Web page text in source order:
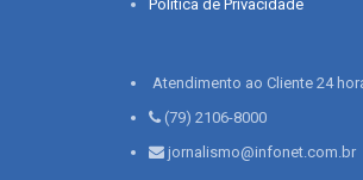
Política de Privacidade
Atendimento ao Cliente 24
(79) 2106-8000
jornalismo@infonet.com.br